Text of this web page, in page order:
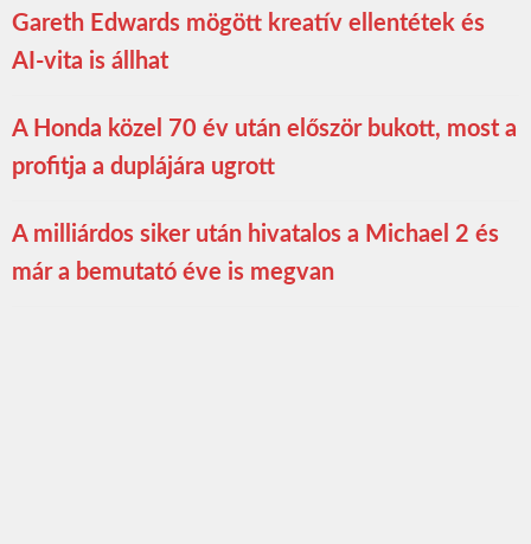
Gareth Edwards mögött kreatív ellentétek és
AI-vita is állhat
A Honda közel 70 év után először bukott, most a
profitja a duplájára ugrott
A milliárdos siker után hivatalos a Michael 2 és
már a bemutató éve is megvan